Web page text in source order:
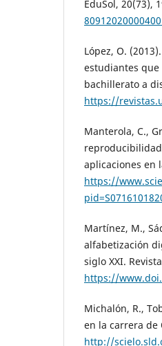
EduSol, 20(73),
López, O.
estudiantes que
bachillerato a
https://
Manterola, C.,
aplicaciones en
https://
Martínez, M.,
alfabetización
siglo XXI.
https://
Michalón, R.,
en la carrera de
http://